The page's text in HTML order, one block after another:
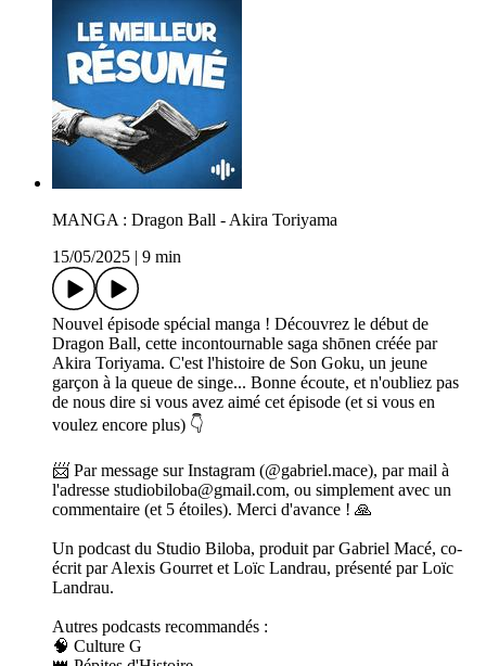
MANGA : Dragon Ball - Akira Toriyama
15/05/2025
9 min
Nouvel épisode spécial manga ! Découvrez le début de
Dragon Ball, cette incontournable saga shōnen créée par
Akira Toriyama. C'est l'histoire de Son Goku, un jeune
garçon à la queue de singe... Bonne écoute, et n'oubliez pas
de nous dire si vous avez aimé cet épisode (et si vous en
voulez encore plus) 👇
📨 Par message sur Instagram (@gabriel.mace), par mail à
l'adresse studiobiloba@gmail.com, ou simplement avec un
commentaire (et 5 étoiles). Merci d'avance ! 🙏
Un podcast du Studio Biloba, produit par Gabriel Macé, co-
écrit par Alexis Gourret et Loïc Landrau, présenté par Loïc
Landrau.
Autres podcasts recommandés :
🧠 Culture G